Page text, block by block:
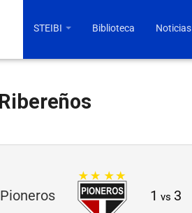
STEIBI Biblioteca Noticias
Pioneros 1 vs 3